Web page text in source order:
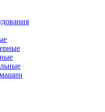
машин